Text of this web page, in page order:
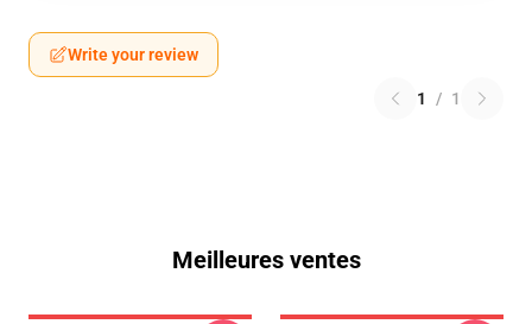
Write your review
1 / 1
Meilleures ventes